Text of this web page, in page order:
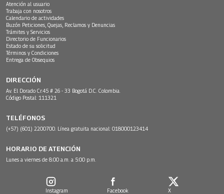
Atención al usuario
Trabaja con nosotros
Calendario de actividades
Buzón Peticiones, Quejas, Reclamos y Denuncias
Trámites y Servicios
Directorio de Funcionarios
Estado de su solicitud
Términos y Condiciones
Entrega de Obsequios
DIRECCIÓN
Av. El Dorado Cr.45 # 26 - 33 Bogotá D.C. Colombia.
Código Postal: 111321
TELÉFONOS
(+57) (601) 2200700. Línea gratuita nacional: 018000123414
HORARIO DE ATENCIÓN
Lunes a viernes de 8:00 a.m. a 5:00 p.m.
Instagram Facebook X